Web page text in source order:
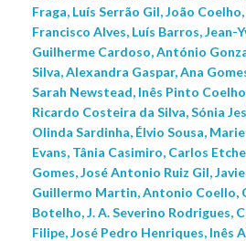
Fraga, Luís Serrão Gil, João
Francisco Alves, Luís Barros, Jean-
Guilherme Cardoso, António
Silva, Alexandra Gaspar, Ana
Sarah Newstead, Inês Pinto
Ricardo Costeira da Silva, Sónia
Olinda Sardinha, Élvio Sousa,
Evans, Tânia Casimiro, Carlos
Gomes, José Antonio Ruiz Gil,
Guillermo Martin, Antonio Coello,
Botelho, J. A. Severino Rodrigues,
Filipe, José Pedro Henriques, Inês